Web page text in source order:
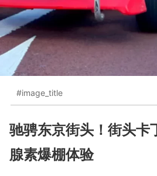
#image_title
驰骋东京街头！街头卡
腺素爆棚体验